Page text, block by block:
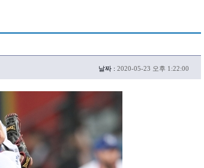
날짜 : 2020-05-23 오후 1:22:00